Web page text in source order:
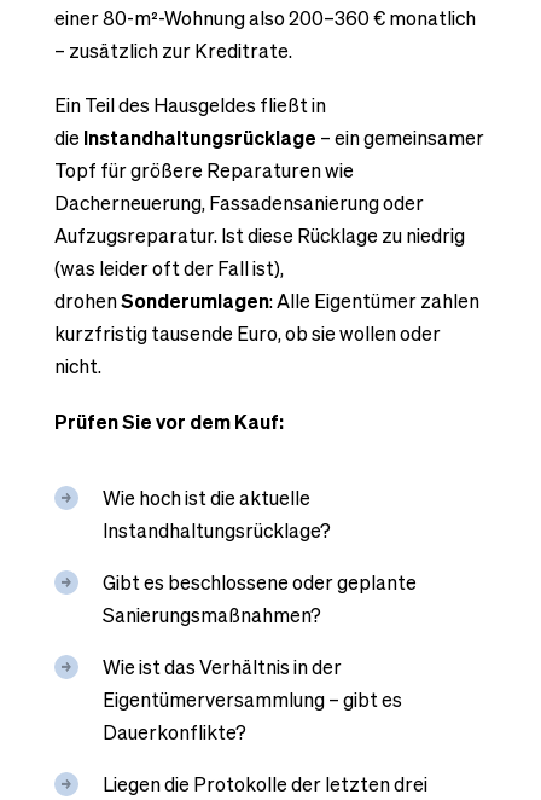
einer 80-m²-Wohnung also 200–360 € monatlich
– zusätzlich zur Kreditrate.
Ein Teil des Hausgeldes fließt in
die Instandhaltungsrücklage – ein gemeinsamer
Topf für größere Reparaturen wie
Dacherneuerung, Fassadensanierung oder
Aufzugsreparatur. Ist diese Rücklage zu niedrig
(was leider oft der Fall ist),
drohenSonderumlagen: Alle Eigentümer zahlen
kurzfristig tausende Euro, ob sie wollen oder
nicht.
Prüfen Sie vor dem Kauf:
Wie hoch ist die aktuelle
Instandhaltungsrücklage?
Gibt es beschlossene oder geplante
Sanierungsmaßnahmen?
Wie ist das Verhältnis in der
Eigentümerversammlung – gibt es
Dauerkonflikte?
Liegen die Protokolle der letzten drei